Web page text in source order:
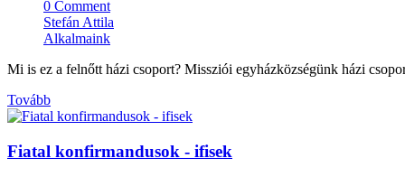
0 Comment
Stefán Attila
Alkalmaink
Mi is ez a felnőtt házi csoport? Missziói egyházközségünk házi
Tovább
Fiatal konfirmandusok - ifisek